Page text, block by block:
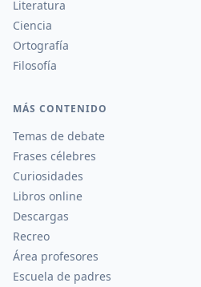
Literatura
Ciencia
Ortografía
Filosofía
MÁS CONTENIDO
Temas de debate
Frases célebres
Curiosidades
Libros online
Descargas
Recreo
Área profesores
Escuela de padres